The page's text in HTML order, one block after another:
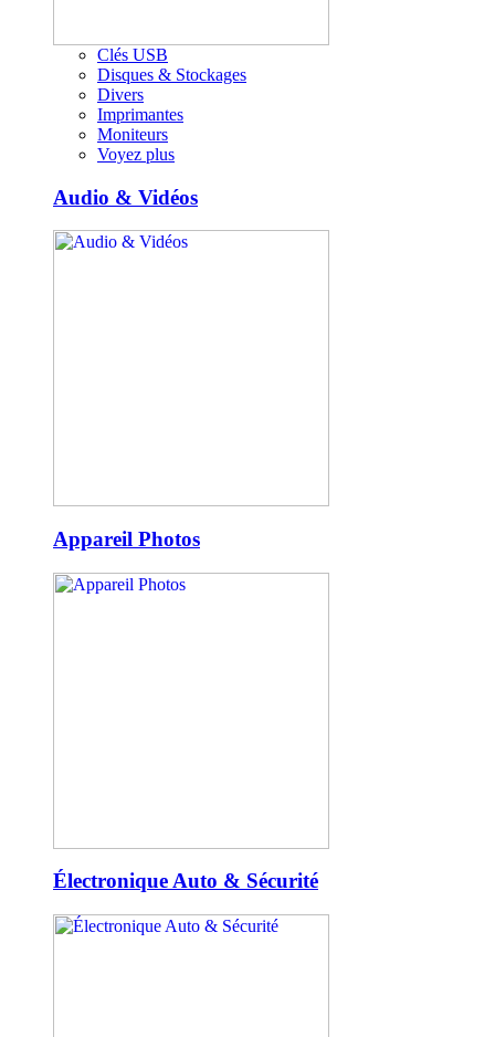
Clés USB
Disques & Stockages
Divers
Imprimantes
Moniteurs
Voyez plus
Audio & Vidéos
Appareil Photos
Électronique Auto & Sécurité